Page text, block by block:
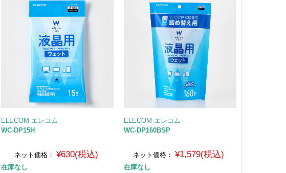
ELECOM エレコム
WC-DP15H
ネット価格： ¥630(税込)
在庫なし
ELECOM エレコム
WC-DP160BSP
ネット価格： ¥1,579(税込)
在庫なし